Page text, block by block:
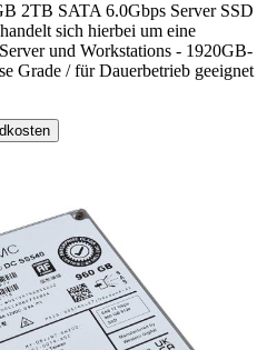
2TB SATA 6.0Gbps Server SSD
sich hierbei um eine
und Workstations - 1920GB-
Grade / für Dauerbetrieb geeignet